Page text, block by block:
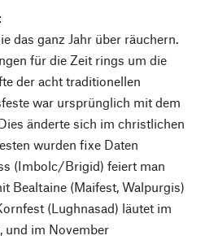
das ganz Jahr über räuchern.
für die Zeit rings um die
der acht traditionellen
war ursprünglich mit dem
änderte sich im christlichen
wurden fixe Daten
(Imbolc/Brigid) feiert man
Bealtaine (Maifest, Walpurgis)
(Lughnasad) läutet im
und im November